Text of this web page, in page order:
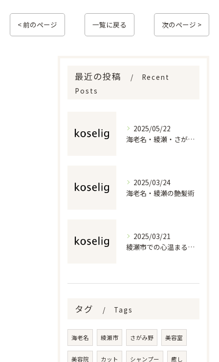
< 前のページ 一覧に戻る 次のページ >
最近の投稿
Recent
Posts
2025/05/22
海老名・綾瀬・さがみ野の美容室で若々しいスタイルを
2025/03/24
海老名・綾瀬の艶髪術
2025/03/21
綾瀬市での心温まる美容室体験
タグ Tags
海老名 綾瀬市 さがみ野 美容室
美容院 カット シャンプー 癒し